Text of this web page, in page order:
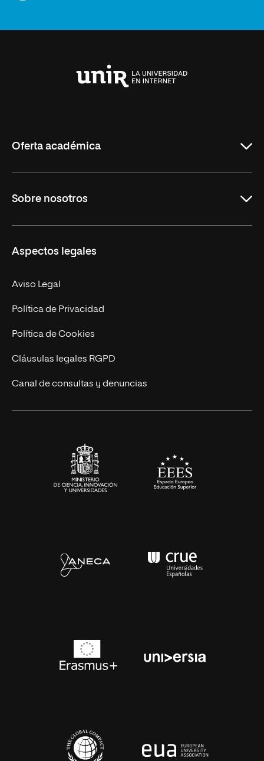
Oferta académica
Másteres Oficiales
Doctorados
Experto Universitario
Postgrados
Cursos Universitarios
Sobre nosotros
Facultades
Nuestro Equipo
Trabaja en UNIR
Actualidad
UNIR Revista
Eventos
Aspectos legales
Aviso Legal
Política de Privacidad
Política de Cookies
Cláusulas legales RGPD
Canal de consultas y denuncias